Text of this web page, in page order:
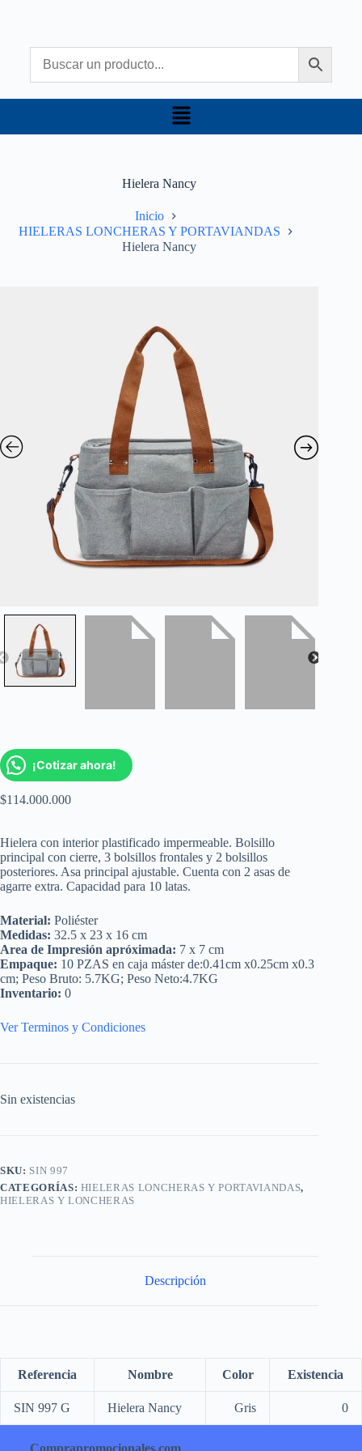
Hielera Nancy
Inicio
HIELERAS LONCHERAS Y PORTAVIANDAS
Hielera Nancy
¡Cotizar ahora!
$114.000.000
Hielera con interior plastificado impermeable. Bolsillo
principal con cierre, 3 bolsillos frontales y 2 bolsillos
posteriores. Asa principal ajustable. Cuenta con 2 asas de
agarre extra. Capacidad para 10 latas.
Material: Poliéster
Medidas: 32.5 x 23 x 16 cm
Area de Impresión apróximada: 7 x 7 cm
Empaque: 10 PZAS en caja máster de:0.41cm x0.25cm x0.3
cm; Peso Bruto: 5.7KG; Peso Neto:4.7KG
Inventario: 0
Ver Terminos y Condiciones
Sin existencias
SKU: SIN 997
CATEGORÍAS: HIELERAS LONCHERAS Y PORTAVIANDAS,
HIELERAS Y LONCHERAS
Descripción
Referencia Nombre Color Existencia
SIN 997 G Hielera Nancy Gris 0
Comprapromocionales.com